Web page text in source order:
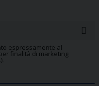
espressamente al
finalità di marketing